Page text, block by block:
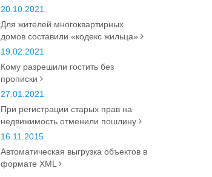
20.10.2021
Для жителей многоквартирных
домов составили «кодекс жильца»
19.02.2021
Кому разрешили гостить без
прописки
27.01.2021
При регистрации старых прав на
недвижимость отменили пошлину
16.11.2015
Автоматическая выгрузка объектов в
формате XML